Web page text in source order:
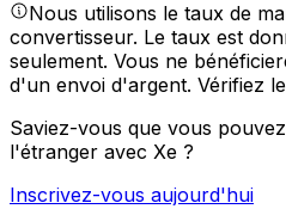
Nous utilisons le taux de
convertisseur. Le taux est
seulement. Vous ne
d'un envoi d'argent. Vérifiez
Saviez-vous que vous
l'étranger avec Xe ?
Inscrivez-vous aujourd'hui